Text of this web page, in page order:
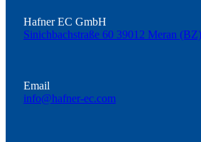
Hafner EC GmbH
Sinichbachstraße 60 39012 Meran
Email
info@hafner-ec.com